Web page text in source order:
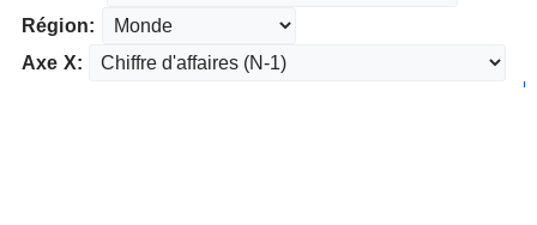
Région:
Axe X: